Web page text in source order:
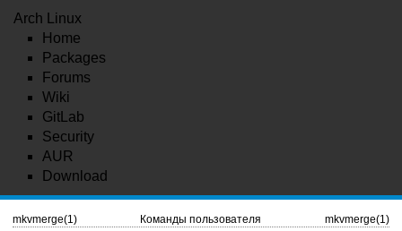
Arch Linux
Home
Packages
Forums
Wiki
GitLab
Security
AUR
Download
mkvmerge(1) Команды пользователя mkvmerge(1)